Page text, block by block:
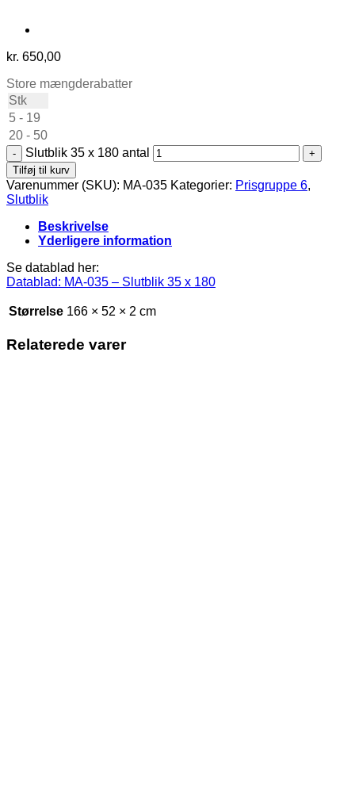
kr. 650,00
Store mængderabatter
Stk
5 - 19
20 - 50
Slutblik 35 x 180 antal
Tilføj til kurv
Varenummer (SKU): MA-035 Kategorier: Prisgruppe 6,
Slutblik
Beskrivelse
Yderligere information
Se datablad her:
Datablad: MA-035 – Slutblik 35 x 180
Størrelse 166 × 52 × 2 cm
Relaterede varer